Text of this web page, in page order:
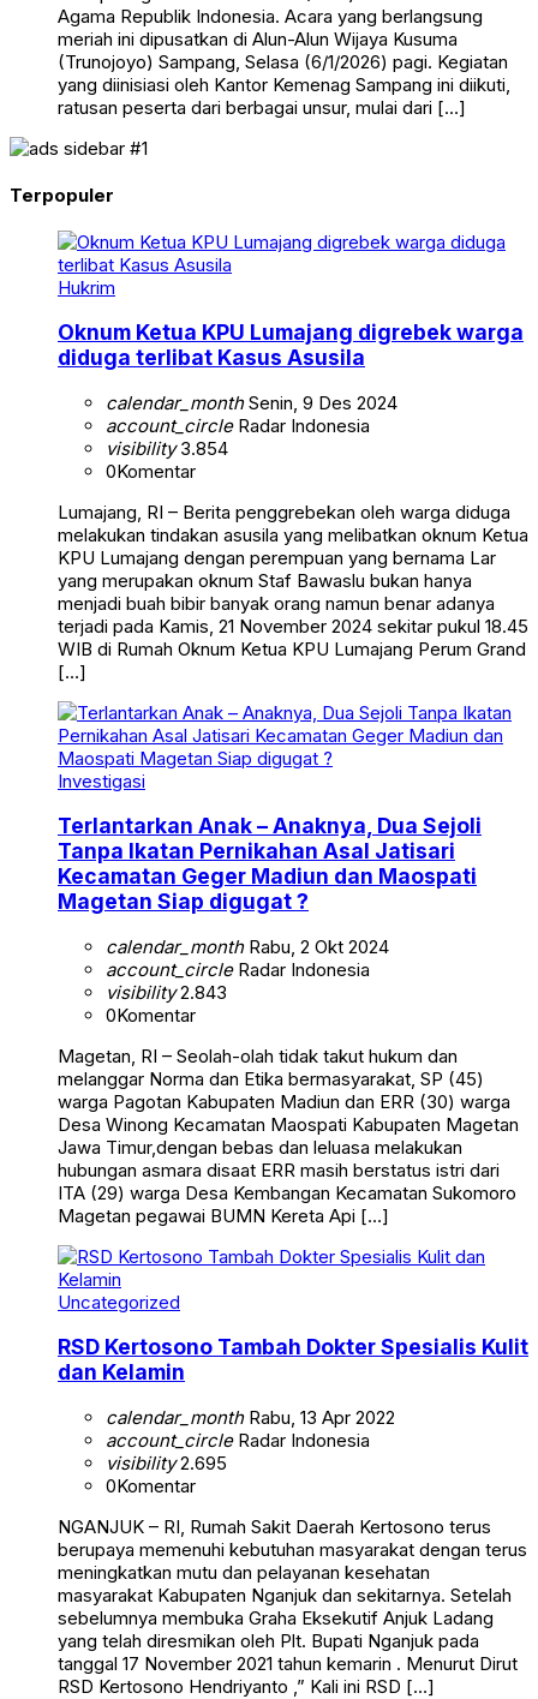
Agama Republik Indonesia. Acara yang berlangsung
meriah ini dipusatkan di Alun-Alun Wijaya Kusuma
(Trunojoyo) Sampang, Selasa (6/1/2026) pagi. Kegiatan
yang diinisiasi oleh Kantor Kemenag Sampang ini diikuti,
ratusan peserta dari berbagai unsur, mulai dari […]
Terpopuler
Hukrim
Oknum Ketua KPU Lumajang digrebek warga
diduga terlibat Kasus Asusila
calendar_monthSenin, 9 Des 2024
account_circleRadar Indonesia
visibility3.854
0Komentar
Lumajang, RI – Berita penggrebekan oleh warga diduga
melakukan tindakan asusila yang melibatkan oknum Ketua
KPU Lumajang dengan perempuan yang bernama Lar
yang merupakan oknum Staf Bawaslu bukan hanya
menjadi buah bibir banyak orang namun benar adanya
terjadi pada Kamis, 21 November 2024 sekitar pukul 18.45
WIB di Rumah Oknum Ketua KPU Lumajang Perum Grand
[…]
Investigasi
Terlantarkan Anak – Anaknya, Dua Sejoli
Tanpa Ikatan Pernikahan Asal Jatisari
Kecamatan Geger Madiun dan Maospati
Magetan Siap digugat ?
calendar_monthRabu, 2 Okt 2024
account_circleRadar Indonesia
visibility2.843
0Komentar
Magetan, RI – Seolah-olah tidak takut hukum dan
melanggar Norma dan Etika bermasyarakat, SP (45)
warga Pagotan Kabupaten Madiun dan ERR (30) warga
Desa Winong Kecamatan Maospati Kabupaten Magetan
Jawa Timur,dengan bebas dan leluasa melakukan
hubungan asmara disaat ERR masih berstatus istri dari
ITA (29) warga Desa Kembangan Kecamatan Sukomoro
Magetan pegawai BUMN Kereta Api […]
Uncategorized
RSD Kertosono Tambah Dokter Spesialis Kulit
dan Kelamin
calendar_monthRabu, 13 Apr 2022
account_circleRadar Indonesia
visibility2.695
0Komentar
NGANJUK – RI, Rumah Sakit Daerah Kertosono terus
berupaya memenuhi kebutuhan masyarakat dengan terus
meningkatkan mutu dan pelayanan kesehatan
masyarakat Kabupaten Nganjuk dan sekitarnya. Setelah
sebelumnya membuka Graha Eksekutif Anjuk Ladang
yang telah diresmikan oleh Plt. Bupati Nganjuk pada
tanggal 17 November 2021 tahun kemarin . Menurut Dirut
RSD Kertosono Hendriyanto ,” Kali ini RSD […]